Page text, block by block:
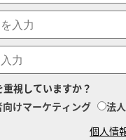
重視していますか？
けマーケティング
法
個人情